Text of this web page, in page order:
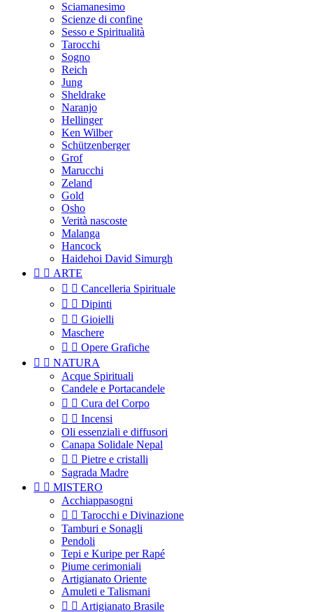
Sciamanesimo
Scienze di confine
Sesso e Spiritualità
Tarocchi
Sogno
Reich
Jung
Sheldrake
Naranjo
Hellinger
Ken Wilber
Schützenberger
Grof
Marucchi
Zeland
Gold
Osho
Verità nascoste
Malanga
Hancock
Haidehoi David Simurgh
  ARTE
  Cancelleria Spirituale
  Dipinti
  Gioielli
Maschere
  Opere Grafiche
  NATURA
Acque Spirituali
Candele e Portacandele
  Cura del Corpo
  Incensi
Oli essenziali e diffusori
Canapa Solidale Nepal
  Pietre e cristalli
Sagrada Madre
  MISTERO
Acchiappasogni
  Tarocchi e Divinazione
Tamburi e Sonagli
Pendoli
Tepi e Kuripe per Rapé
Piume cerimoniali
Artigianato Oriente
Amuleti e Talismani
  Artigianato Brasile